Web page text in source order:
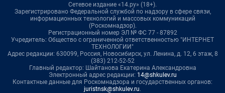
Сетевое издание «14.ру» (18+).
Зарегистрировано Федеральной службой по надзору в сфере связи,
информационных технологий и массовых коммуникаций
(Роскомнадзор).
Регистрационный номер ЭЛ № ФС 77 - 87892
Учредитель: Общество с ограниченной ответственностью "ИНТЕРНЕТ
ТЕХНОЛОГИИ"
Адрес редакции: 630099, Россия, Новосибирск, ул. Ленина, д. 12, 6 этаж, 8
(383) 212-52-52
Главный редактор: Шайтанова Екатерина Александровна
Электронный адрес редакции: 14@shkulev.ru
Контактные данные для Роскомнадзора и государственных органов:
juristnsk@shkulev.ru.